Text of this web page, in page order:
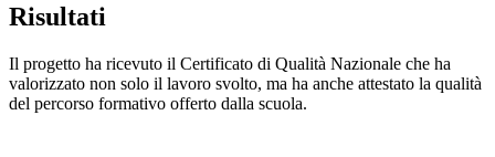
Risultati
Il progetto ha ricevuto il Certificato di Qualità Nazionale che ha
valorizzato non solo il lavoro svolto, ma ha anche attestato la qualità
del percorso formativo offerto dalla scuola.